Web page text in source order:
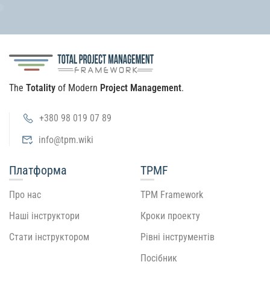
The Totality of Modern Project Management.
+380 98 019 07 89
info@tpm.wiki
Платформа
Про нас
Наші інструктори
Стати інструктором
TPMF
TPM Framework
Кроки проекту
Рівні інструментів
Посібник